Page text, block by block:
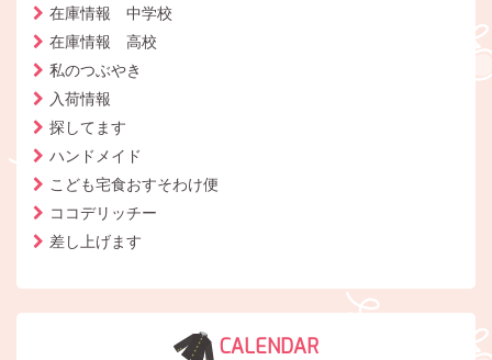
在庫情報 中学校
在庫情報 高校
私のつぶやき
入荷情報
探してます
ハンドメイド
こども宅食おすそわけ便
ココデリッチー
差し上げます
CALENDAR